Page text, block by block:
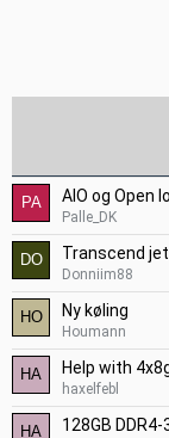
AIO og Open
Palle_DK
Transcend
Donniim88
Ny køling
Houmann
Help with
haxelfebl
128GB